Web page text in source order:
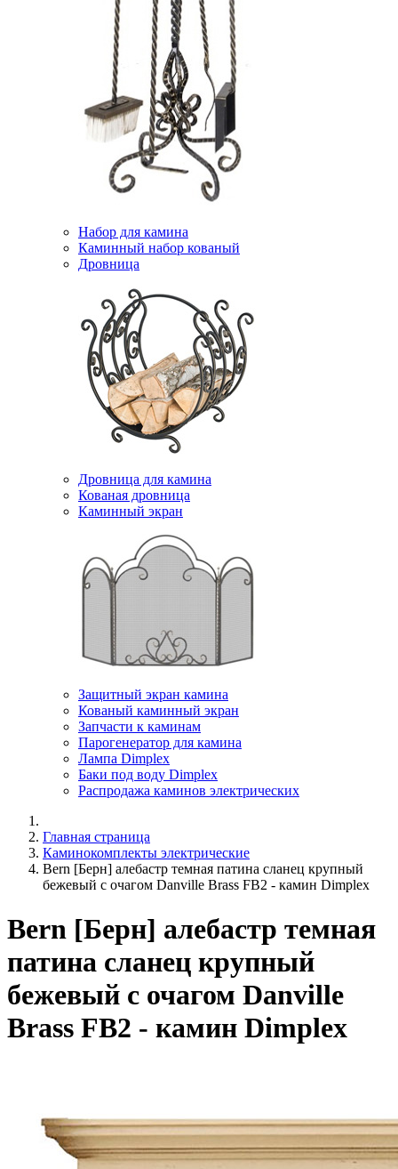
Набор для камина
Каминный набор кованый
Дровница
Дровница для камина
Кованая дровница
Каминный экран
Защитный экран камина
Кованый каминный экран
Запчасти к каминам
Парогенератор для камина
Лампа Dimplex
Баки под воду Dimplex
Распродажа каминов электрических
Главная страница
Каминокомплекты электрические
Bern [Берн] алебастр темная патина сланец крупный
бежевый с очагом Danville Brass FB2 - камин Dimplex
Bern [Берн] алебастр темная
патина сланец крупный
бежевый с очагом Danville
Brass FB2 - камин Dimplex